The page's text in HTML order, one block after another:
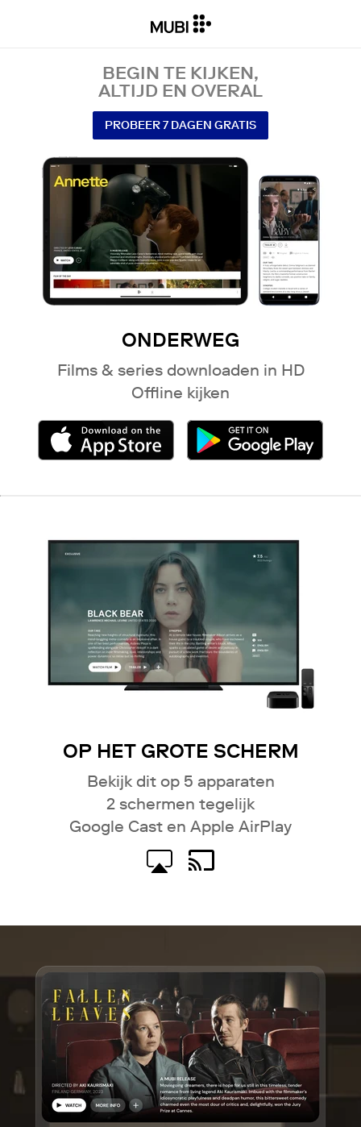
BEGIN TE KIJKEN,
ALTIJD EN OVERAL
PROBEER 7 DAGEN GRATIS
ONDERWEG
Films & series downloaden in HD
Offline kijken
OP HET GROTE SCHERM
Bekijk dit op 5 apparaten
2 schermen tegelijk
Google Cast en Apple AirPlay